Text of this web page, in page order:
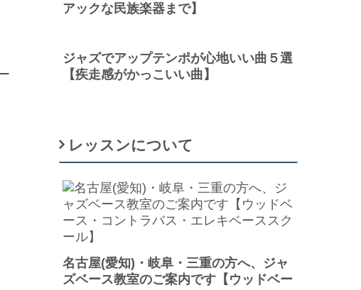
アックな民族楽器まで】
ジャズでアップテンポが心地いい曲５選
【疾走感がかっこいい曲】
レッスンについて
名古屋(愛知)・岐阜・三重の方へ、ジャ
ズベース教室のご案内です【ウッドベー